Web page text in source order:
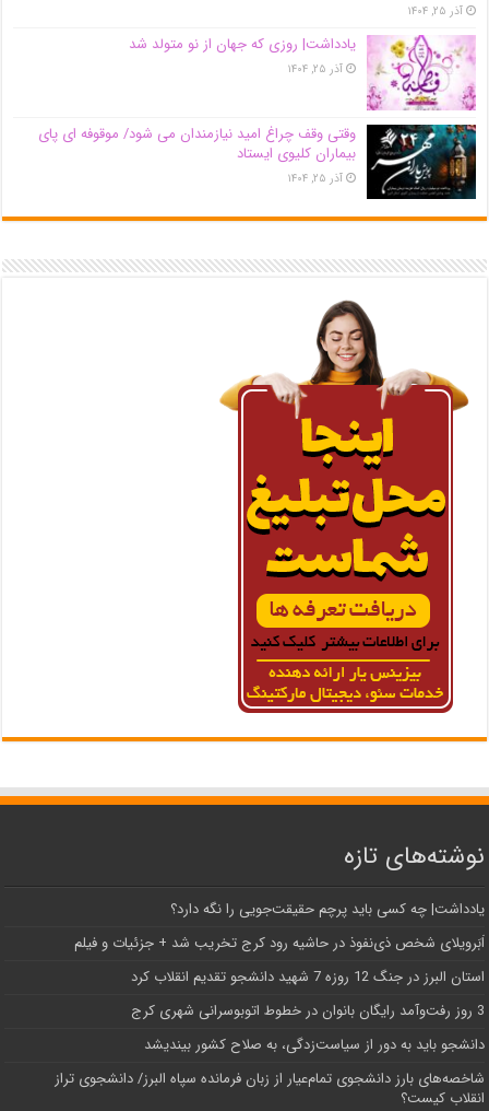
آذر ۲۵, ۱۴۰۴
یادداشت| روزی که جهان از نو متولد شد
آذر ۲۵, ۱۴۰۴
وقتی وقف چراغ امید نیازمندان می شود/ موقوفه ای پای
بیماران کلیوی ایستاد
آذر ۲۵, ۱۴۰۴
نوشته‌های تازه
یادداشت| ‌چه کسی باید پرچم حقیقت‌جویی را نگه دارد؟
اَبَر‌ویلای شخص ذی‌نفوذ در حاشیه‌ رود کرج تخریب شد + جزئیات و فیلم
استان البرز در جنگ 12 روزه 7 شهید دانشجو تقدیم انقلاب کرد
3 روز رفت‌وآمد رایگان بانوان در خطوط اتوبوسرانی شهری کرج
دانشجو باید به دور از سیاست‌زدگی، به صلاح کشور بیندیشد
شاخصه‌های بارز دانشجوی تمام‌عیار از زبان فرمانده سپاه البرز/ دانشجوی تراز
انقلاب کیست؟